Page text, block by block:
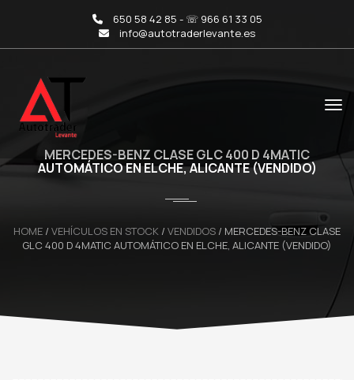
650 58 42 85 - ☏ 966 61 33 05
info@autotraderlevante.es
MERCEDES-BENZ CLASE GLC 400 D 4MATIC
AUTOMÁTICO EN ELCHE, ALICANTE (VENDIDO)
HOME / VEHÍCULOS EN STOCK / VENDIDOS / MERCEDES-BENZ CLASE
GLC 400 D 4MATIC AUTOMÁTICO EN ELCHE, ALICANTE (VENDIDO)